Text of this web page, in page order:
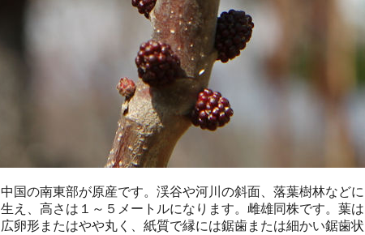
中国の南東部が原産です。渓谷や河川の斜面、落葉樹林などに
生え、高さは１～５メートルになります。雌雄同株です。葉は
広卵形またはやや丸く、紙質で縁には鋸歯または細かい鋸歯状